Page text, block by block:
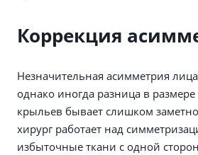
Коррекция
Незначительная асимметрия
однако иногда разница в
крыльев бывает слишком
хирург работает над
избыточные ткани с одной